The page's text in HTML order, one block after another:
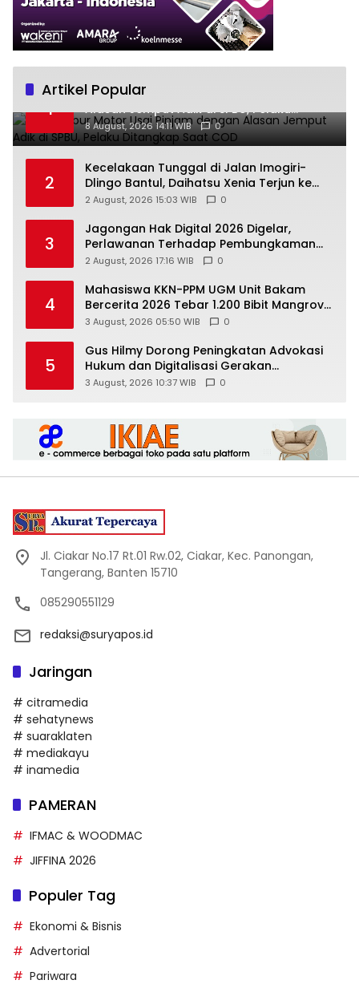
Artikel Popular
1
Bawa Kabur Motor Usai Pinjam dengan
Alasan Jemput Adik di SPBU, Pelaku
Ditangkap Saat COD
8 August, 2026 14:11 WIB 0
2
Kecelakaan Tunggal di Jalan Imogiri-
Dlingo Bantul, Daihatsu Xenia Terjun ke
Jurang
2 August, 2026 15:03 WIB 0
3
Jagongan Hak Digital 2026 Digelar,
Perlawanan Terhadap Pembungkaman
Media Digital
2 August, 2026 17:16 WIB 0
4
Mahasiswa KKN-PPM UGM Unit Bakam
Bercerita 2026 Tebar 1.200 Bibit Mangrove
di Sungai Air Layang
3 August, 2026 05:50 WIB 0
5
Gus Hilmy Dorong Peningkatan Advokasi
Hukum dan Digitalisasi Gerakan
Meningkatkan Kualitas PMII DIY
3 August, 2026 10:37 WIB 0
Jl. Ciakar No.17 Rt.01 Rw.02, Ciakar, Kec. Panongan,
Tangerang, Banten 15710
085290551129
redaksi@suryapos.id
Jaringan
# citramedia
# sehatynews
# suaraklaten
# mediakayu
# inamedia
PAMERAN
IFMAC & WOODMAC
JIFFINA 2026
Populer Tag
Ekonomi & Bisnis
Advertorial
Pariwara